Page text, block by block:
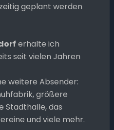
geplant werden
erhalte ich
seit vielen Jahren
weitere Absender:
größere
Stadthalle, das
und viele mehr.